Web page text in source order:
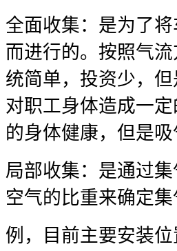
全面收集：是为了
而进行的。按照气
统简单，投资少，
对职工身体造成一
的身体健康，但是
局部收集：是通过
空气的比重来确定
例，目前主要安装